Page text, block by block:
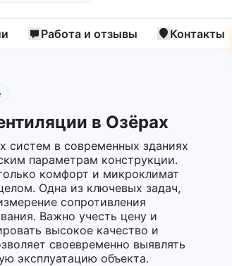
Работа и отзывы Контакты
в Озёрах
систем в современных зданиях
параметрам конструкции.
комфорт и микроклимат
Одна из ключевых задач,
сопротивления
Важно учесть цену и
высокое качество и
своевременно выявлять
эксплуатацию объекта.